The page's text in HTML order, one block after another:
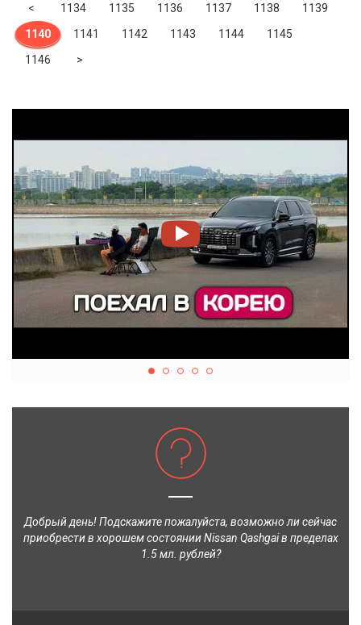
< Previous
1134 1135 1136 1137 1138
1139
1140
1141 1142 1143 1144
1145
1146
>
Добрый день! Подскажите пожалуйста, возможно ли сейчас
приобрести в хорошем состоянии Nissan Qashgai в пределах
1.5 мл. рублей?